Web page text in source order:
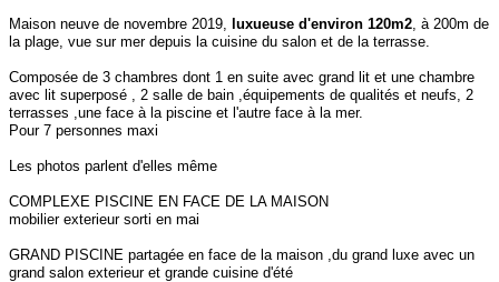
Maison neuve de novembre 2019, luxueuse d'environ 120m2 , à 200m de
la plage, vue sur mer depuis la cuisine du salon et de la terrasse.
Composée de 3 chambres dont 1 en suite avec grand lit et une chambre
avec lit superposé , 2 salle de bain ,équipements de qualités et neufs, 2
terrasses ,une face à la piscine et l'autre face à la mer.
Pour 7 personnes maxi
Les photos parlent d'elles même
COMPLEXE PISCINE EN FACE DE LA MAISON
mobilier exterieur sorti en mai
GRAND PISCINE partagée en face de la maison ,du grand luxe avec un
grand salon exterieur et grande cuisine d'été